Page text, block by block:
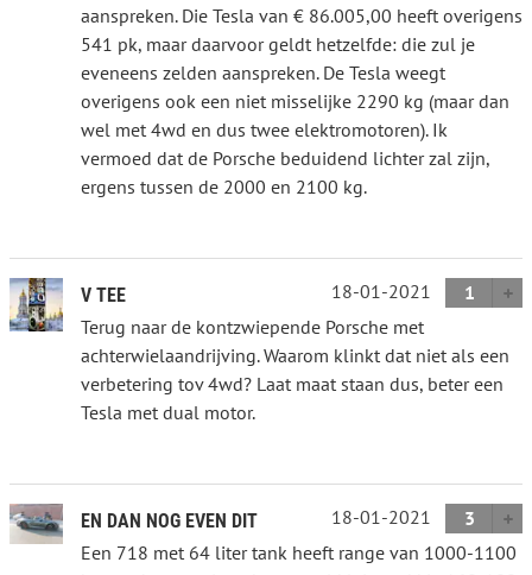
aanspreken. Die Tesla van € 86.005,00 heeft overigens
541 pk, maar daarvoor geldt hetzelfde: die zul je
eveneens zelden aanspreken. De Tesla weegt
overigens ook een niet misselijke 2290 kg (maar dan
wel met 4wd en dus twee elektromotoren). Ik
vermoed dat de Porsche beduidend lichter zal zijn,
ergens tussen de 2000 en 2100 kg.
V TEE 18-01-2021
1
Terug naar de kontzwiepende Porsche met
achterwielaandrijving. Waarom klinkt dat niet als een
verbetering tov 4wd? Laat maat staan dus, beter een
Tesla met dual motor.
EN DAN NOG EVEN DIT 18-01-2021
3
Een 718 met 64 liter tank heeft range van 1000-1100